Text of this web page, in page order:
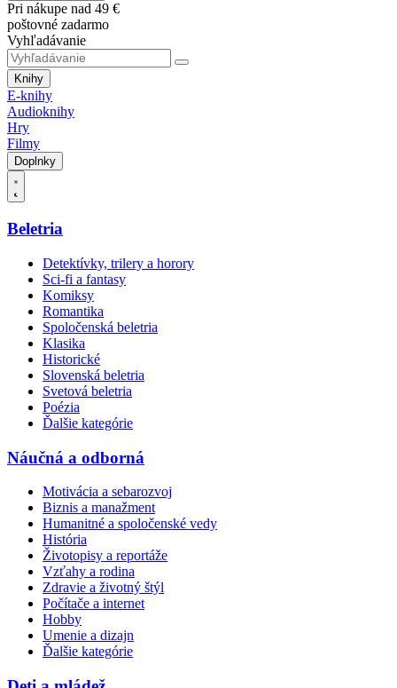
Pri nákupe nad 49 €
poštovné zadarmo
Vyhľadávanie
Knihy
E-knihy
Audioknihy
Hry
Filmy
Doplnky
Beletria
Detektívky, trilery a horory
Sci-fi a fantasy
Komiksy
Romantika
Spoločenská beletria
Klasika
Historické
Slovenská beletria
Svetová beletria
Poézia
Ďalšie kategórie
Náučná a odborná
Motivácia a sebarozvoj
Biznis a manažment
Humanitné a spoločenské vedy
História
Životopisy a reportáže
Vzťahy a rodina
Zdravie a životný štýl
Počítače a internet
Hobby
Umenie a dizajn
Ďalšie kategórie